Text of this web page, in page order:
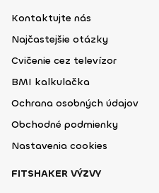
Kontaktujte nás
Najčastejšie otázky
Cvičenie cez televízor
BMI kalkulačka
Ochrana osobných údajov
Obchodné podmienky
Nastavenia cookies
FITSHAKER VÝZVY